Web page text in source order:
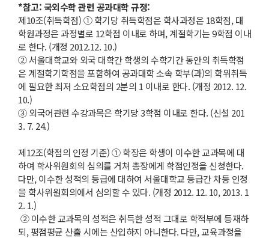
*참고: 국외수학 관련 공과대학 규정:
제10조(취득학점) ① 학기당 취득학점은 학사과정은 18학점, 대
학원과정은 과정별로 12학점 이내로 하며, 계절학기는 9학점 이내
로 한다. (개정 2012.12. 10.)
② 서울대학교와 외국 대학간 학생의 수학기간 동안의 취득학점
은 계절학기학점을 포함하여 공과대학 소속 학부(과)의 학위취득
에 필요한 최저 소요학점의 2분의 1 이내로 한다. (개정 2012. 12.
10.)
③ 외국어관련 수강과목은 학기당 3학점 이내로 한다. (신설 201
3. 7. 24.)
제12조(학점의 인정 기준) ① 학장은 학생이 이수한 교과목에 대
하여 학사위원회의 심의를 거쳐 총장에게 학점인정을 신청한다.
다만, 이수한 성적의 등급에 대하여 서울대학교 등급간 차등 인정
을 학사위원회의에서 심의할 수 있다. (개정 2012. 12. 10, 2013. 1
2. 1.)
② 이수한 교과목의 성적은 취득한 성적 그대로 학적부에 등재하
되, 평점평균 산출 시에는 산입하지 아니한다. 다만, 교육과정을